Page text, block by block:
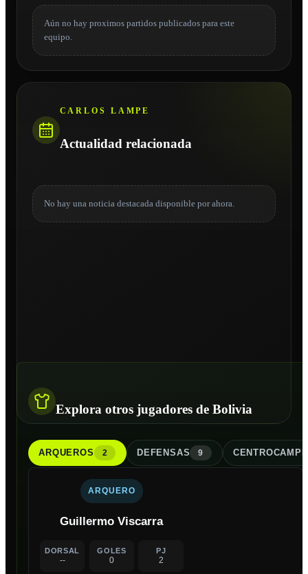
Aún no hay proximos partidos publicados para este
equipo.
CARLOS LAMPE
Actualidad relacionada
No hay una noticia destacada disponible por ahora.
Explora otros jugadores de Bolivia
ARQUEROS 2 DEFENSAS 9
ARQUERO
Guillermo Viscarra
DORSAL
--
GOLES
0
PJ
2